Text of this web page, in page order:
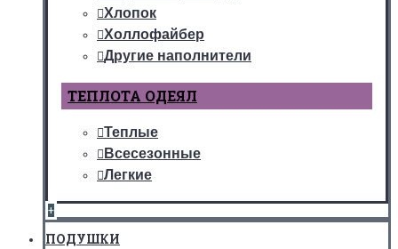
Хлопок
Холлофайбер
Другие наполнители
ТЕПЛОТА ОДЕЯЛ
Теплые
Всесезонные
Легкие
+
ПОДУШКИ